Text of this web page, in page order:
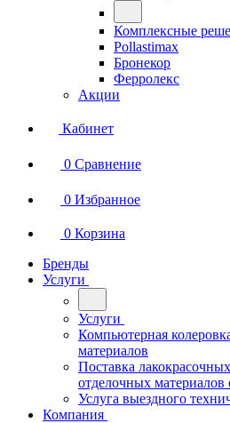
Комплексные
Pollastimax
Бронекор
Ферролекс
Акции
Кабинет
0 Сравнение
0 Избранное
0 Корзина
Бренды
Услуги
Услуги
Компьютерная
материалов
Поставка
отделочных материалов
Услуга выездного
Компания